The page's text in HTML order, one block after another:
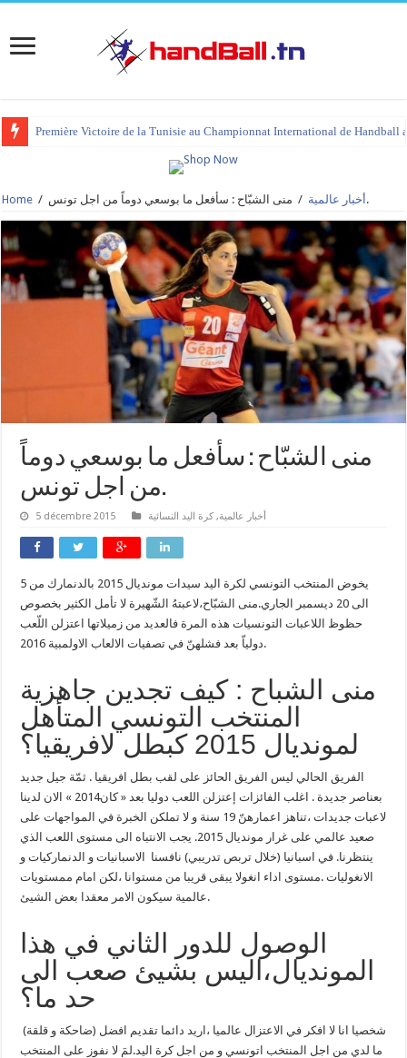
Première Victoire de la Tunisie au Championnat International de Handball
tournoi international Hammamet 2023 : programme et liste des joueurs
Home / أخبار عالمية / منى الشبّاح : سأفعل ما بوسعي دوماً من اجل تونس.
منى الشبّاح : سأفعل ما بوسعي دوماً
من اجل تونس.
5 décembre 2015 أخبار عالمية, كرة اليد النسائية
يخوض المنتخب التونسي لكرة اليد سيدات مونديال 2015 بالدنمارك من 5
الى 20 ديسمبر الجاري.منى الشبّاح،لاعبتهُ الشّهيرة لا تأمل الكثير بخصوص
حظوظ اللاعبات التونسيات هذه المرة فالعديد من زميلاتها اعتزلن اللّعب
دولياّ بعد فشلهنّ في تصفيات الالعاب الاولمبية 2016.
منى الشباح : كيف تجدين جاهزية
المنتخب التونسي المتأهل
لمونديال 2015 كبطل لافريقيا؟
الفريق الحالي ليس الفريق الحائز على لقب بطل افريقيا . ثمّة جيل جديد
بعناصر جديدة . اغلب الفائزات إعتزلن اللعب دوليا بعد « كان2014 » الان لدينا
لاعبات جديدات ،تناهز اعمارهنّ 19 سنة و لا تملكن الخبرة في المواجهات على
صعيد عالمي على غرار مونديال 2015. يجب الانتباه الى مستوى اللعب الذي
ينتظرنا. في اسبانيا (خلال تربص تدريبي) نافسنا الاسبانيات و الدنماركيات و
الانغوليات .مستوى اداء انغولا يبقى قريبا من مستوانا ،لكن امام ممستويات
عالمية سيكون الامر معقدا بعض الشيئ.
الوصول للدور الثاني في هذا
المونديال،اليس بشيئ صعب الى
حد ما؟
(ضاحكة و قلقة) شخصيا انا لا افكر في الاعتزال عالميا ،اريد دائما تقديم افضل
ما لدي من اجل المنتخب اتونسي و من اجل كرة اليد.لمَ لا نفوز على المنتخب